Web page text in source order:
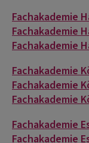
Fachakademie
Fachakademie
Fachakademie
Fachakademie
Fachakademie
Fachakademie
Fachakademie
Fachakademie